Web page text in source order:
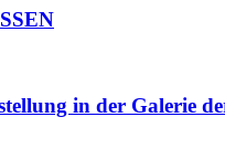
in der Galerie